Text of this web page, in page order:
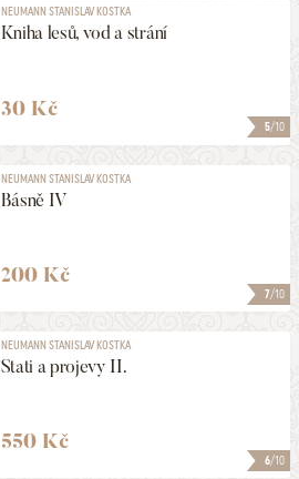
5/10
NEUMANN STANISLAV KOSTKA
Kniha lesů, vod a strání
30 Kč
7/10
NEUMANN STANISLAV KOSTKA
Básně IV
200 Kč
6/10
NEUMANN STANISLAV KOSTKA
Stati a projevy II.
550 Kč